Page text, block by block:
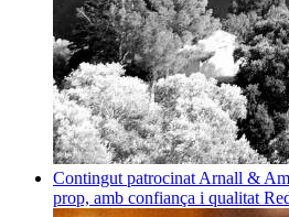
Contingut patrocinat Arnall &
prop, amb confiança i qualitat